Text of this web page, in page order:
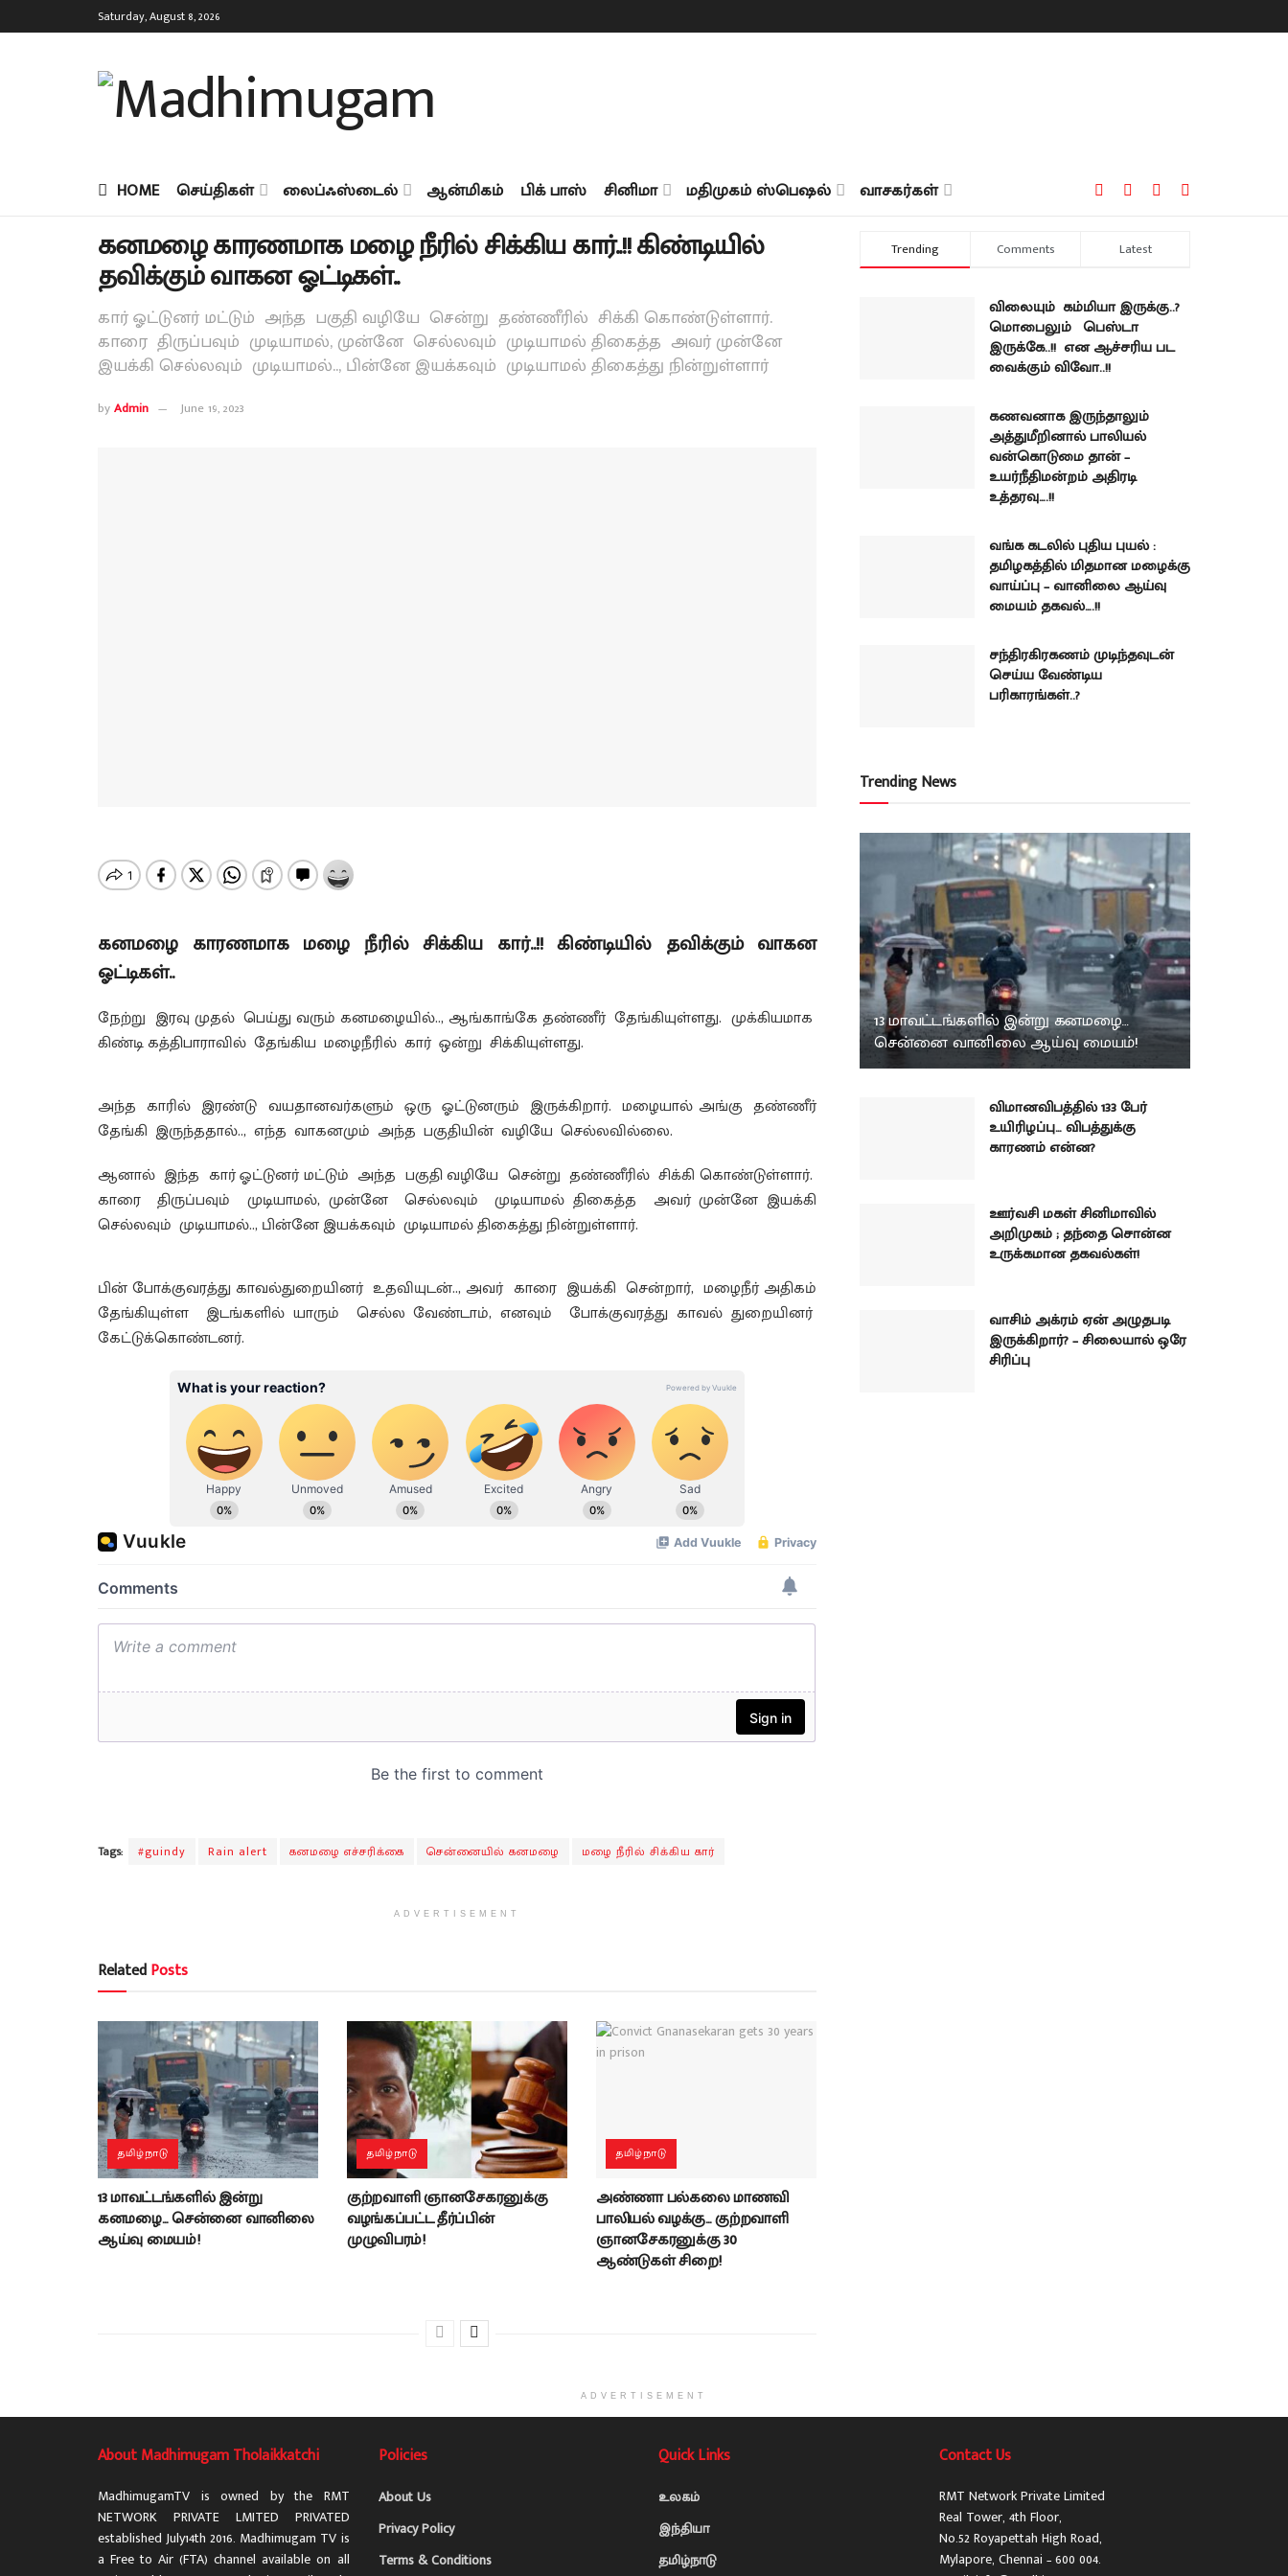
Saturday, August 8, 2026
HOME செய்திகள் லைப்ஃஸ்டைல் ஆன்மிகம் பிக் பாஸ் சினிமா மதிமுகம் ஸ்பெஷல் வாசகர்கள்
கனமழை காரணமாக மழை நீரில் சிக்கிய கார்..!! கிண்டியில்
தவிக்கும் வாகன ஓட்டிகள்..
கார் ஓட்டுனர் மட்டும் அந்த பகுதி வழியே சென்று தண்ணீரில் சிக்கி கொண்டுள்ளார்.
காரை திருப்பவும் முடியாமல், முன்னே செல்லவும் முடியாமல் திகைத்த அவர் முன்னே
இயக்கி செல்லவும் முடியாமல்.., பின்னே இயக்கவும் முடியாமல் திகைத்து நின்றுள்ளார்
byAdmin June 19, 2023
கனமழை காரணமாக மழை நீரில் சிக்கிய கார்..!! கிண்டியில் தவிக்கும் வாகன
ஓட்டிகள்..
நேற்று இரவு முதல் பெய்து வரும் கனமழையில்.., ஆங்காங்கே தண்ணீர் தேங்கியுள்ளது. முக்கியமாக
கிண்டி கத்திபாராவில் தேங்கிய மழைநீரில் கார் ஒன்று சிக்கியுள்ளது.
அந்த காரில் இரண்டு வயதானவர்களும் ஒரு ஓட்டுனரும் இருக்கிறார். மழையால் அங்கு தண்ணீர்
தேங்கி இருந்ததால்.., எந்த வாகனமும் அந்த பகுதியின் வழியே செல்லவில்லை.
ஆனால் இந்த கார் ஓட்டுனர் மட்டும் அந்த பகுதி வழியே சென்று தண்ணீரில் சிக்கி கொண்டுள்ளார்.
காரை திருப்பவும் முடியாமல், முன்னே செல்லவும் முடியாமல் திகைத்த அவர் முன்னே இயக்கி
செல்லவும் முடியாமல்.., பின்னே இயக்கவும் முடியாமல் திகைத்து நின்றுள்ளார்.
பின் போக்குவரத்து காவல்துறையினர் உதவியுடன்.., அவர் காரை இயக்கி சென்றார், மழைநீர் அதிகம்
தேங்கியுள்ள இடங்களில் யாரும் செல்ல வேண்டாம், எனவும் போக்குவரத்து காவல் துறையினர்
கேட்டுக்கொண்டனர்.
Tags: #guindy Rain alert கனமழை எச்சரிக்கை சென்னையில் கனமழை மழை நீரில் சிக்கிய கார்
ADVERTISEMENT
RelatedPosts
தமிழ்நாடு
13 மாவட்டங்களில் இன்று
கனமழை… சென்னை வானிலை
ஆய்வு மையம்!
தமிழ்நாடு
குற்றவாளி ஞானசேகரனுக்கு
வழங்கப்பட்ட தீர்ப்பின்
முழுவிபரம்!
தமிழ்நாடு
அண்ணா பல்கலை மாணவி
பாலியல் வழக்கு… குற்றவாளி
ஞானசேகரனுக்கு 30
ஆண்டுகள் சிறை!
Trending Comments Latest
விலையும் கம்மியா இருக்கு..?
மொபைலும் பெஸ்டா
இருக்கே..!! என ஆச்சரிய பட
வைக்கும் விவோ..!!
கணவனாக இருந்தாலும்
அத்துமீறினால் பாலியல்
வன்கொடுமை தான் –
உயர்நீதிமன்றம் அதிரடி
உத்தரவு….!!
வங்க கடலில் புதிய புயல் :
தமிழகத்தில் மிதமான மழைக்கு
வாய்ப்பு – வானிலை ஆய்வு
மையம் தகவல்….!!
சந்திரகிரகணம் முடிந்தவுடன்
செய்ய வேண்டிய
பரிகாரங்கள்..?
Trending News
13 மாவட்டங்களில் இன்று கனமழை…
சென்னை வானிலை ஆய்வு மையம்!
விமானவிபத்தில் 133 பேர்
உயிரிழப்பு… விபத்துக்கு
காரணம் என்ன?
ஊர்வசி மகள் சினிமாவில்
அறிமுகம் ; தந்தை சொன்ன
உருக்கமான தகவல்கள்!
வாசிம் அக்ரம் ஏன் அழுதபடி
இருக்கிறார்? – சிலையால் ஒரே
சிரிப்பு
ADVERTISEMENT
About Madhimugam Tholaikkatchi
MadhimugamTV is owned by the RMT
NETWORK PRIVATE LMITED PRIVATED
established July14th 2016. Madhimugam TV is
a Free to Air (FTA) channel available on all
Policies
About Us
Privacy Policy
Terms & Conditions
Quick Links
உலகம்
இந்தியா
தமிழ்நாடு
Contact Us
RMT Network Private Limited
Real Tower, 4th Floor,
No.52 Royapettah High Road,
Mylapore, Chennai – 600 004.